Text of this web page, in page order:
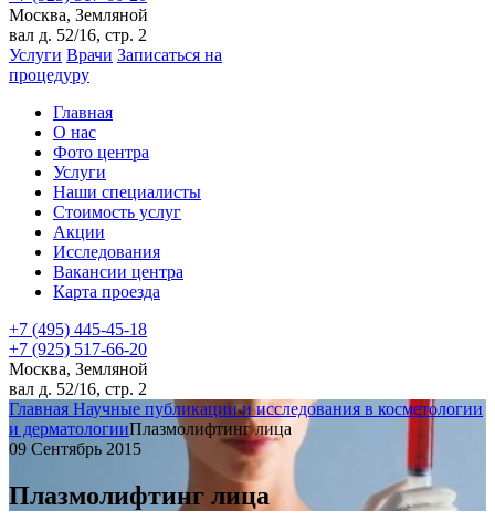
Москва, Земляной
вал д. 52/16, стр. 2
Услуги Врачи Записаться на
процедуру
Главная
О нас
Фото центра
Услуги
Наши специалисты
Стоимость услуг
Акции
Исследования
Вакансии центра
Карта проезда
+7 (495) 445-45-18
+7 (925) 517-66-20
Москва, Земляной
вал д. 52/16, стр. 2
Главная Научные публикации и исследования в косметологии
и дерматологииПлазмолифтинг лица
09 Сентябрь 2015
Плазмолифтинг лица